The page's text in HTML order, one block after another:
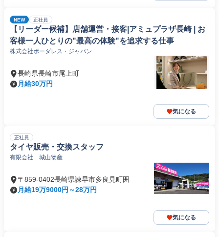
NEW 正社員
【リーダー候補】店舗運営・接客|アミュプラザ長崎 | お
客様一人ひとりの"最高の体験"を追求する仕事
株式会社ボーダレス・ジャパン
長崎県長崎市尾上町
月給30万円
気になる
正社員
タイヤ販売・交換スタッフ
有限会社 城山物産
〒859-0402長崎県諫早市多良見町囲
月給19万9000円～28万円
気になる